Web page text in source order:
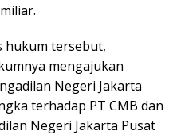
hukum tersebut,
mengajukan
Negeri Jakarta
terhadap PT CMB dan
Negeri Jakarta Pusat